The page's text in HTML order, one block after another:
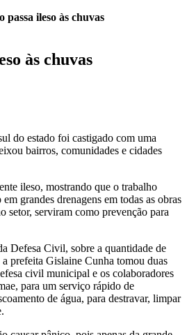
passa ileso às chuvas
às chuvas
do estado foi castigado com uma
bairros, comunidades e cidades
ileso, mostrando que o trabalho
grandes drenagens em todas as obras
setor, serviram como prevenção para
Defesa Civil, sobre a quantidade de
prefeita Gislaine Cunha tomou duas
civil municipal e os colaboradores
para um serviço rápido de
de água, para destravar, limpar